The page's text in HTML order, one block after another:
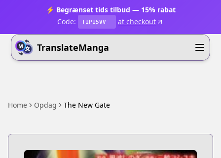
⚡ Begrænset tids tilbud — 15% rabat
Code:
T1P15VV at checkout
TranslateManga
Home Opdag The New Gate